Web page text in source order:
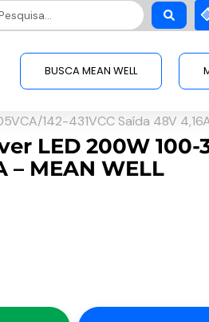
BUSCA MEAN WELL
142-431VCC Saída 48V
LED 200W 100-
– MEAN WELL